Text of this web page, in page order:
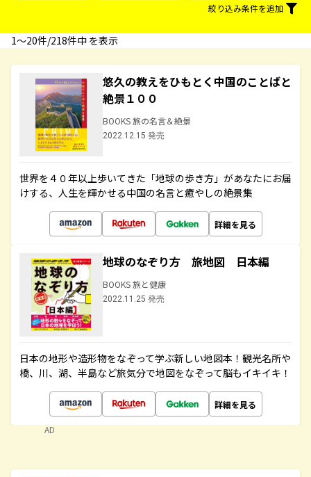
絞り込み条件を追加
1〜20件/218件中 を表示
悠久の教えをひもとく中国のことばと
絶景１００
BOOKS 旅の名言＆絶景
2022.12.15 発売
世界を４０年以上歩いてきた「地球の歩き方」があなたにお届
けする、人生を輝かせる中国の名言と癒やしの絶景集
詳細を見る
地球のなぞり方 旅地図 日本編
BOOKS 旅と健康
2022.11.25 発売
日本の地形や造形物をなぞって学ぶ新しい地図本！観光名所や
橋、川、湖、半島など旅気分で地図をなぞって脳もイキイキ！
詳細を見る
AD